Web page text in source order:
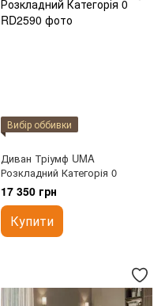
Вибір оббивки
Диван Тріумф UMA
Розкладний Категорія 0
17 350 грн
Купити